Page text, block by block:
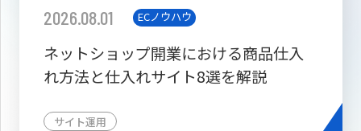
2026.08.01 ECノウハウ
ネットショップ開業における商品仕入
れ方法と仕入れサイト8選を解説
サイト運用